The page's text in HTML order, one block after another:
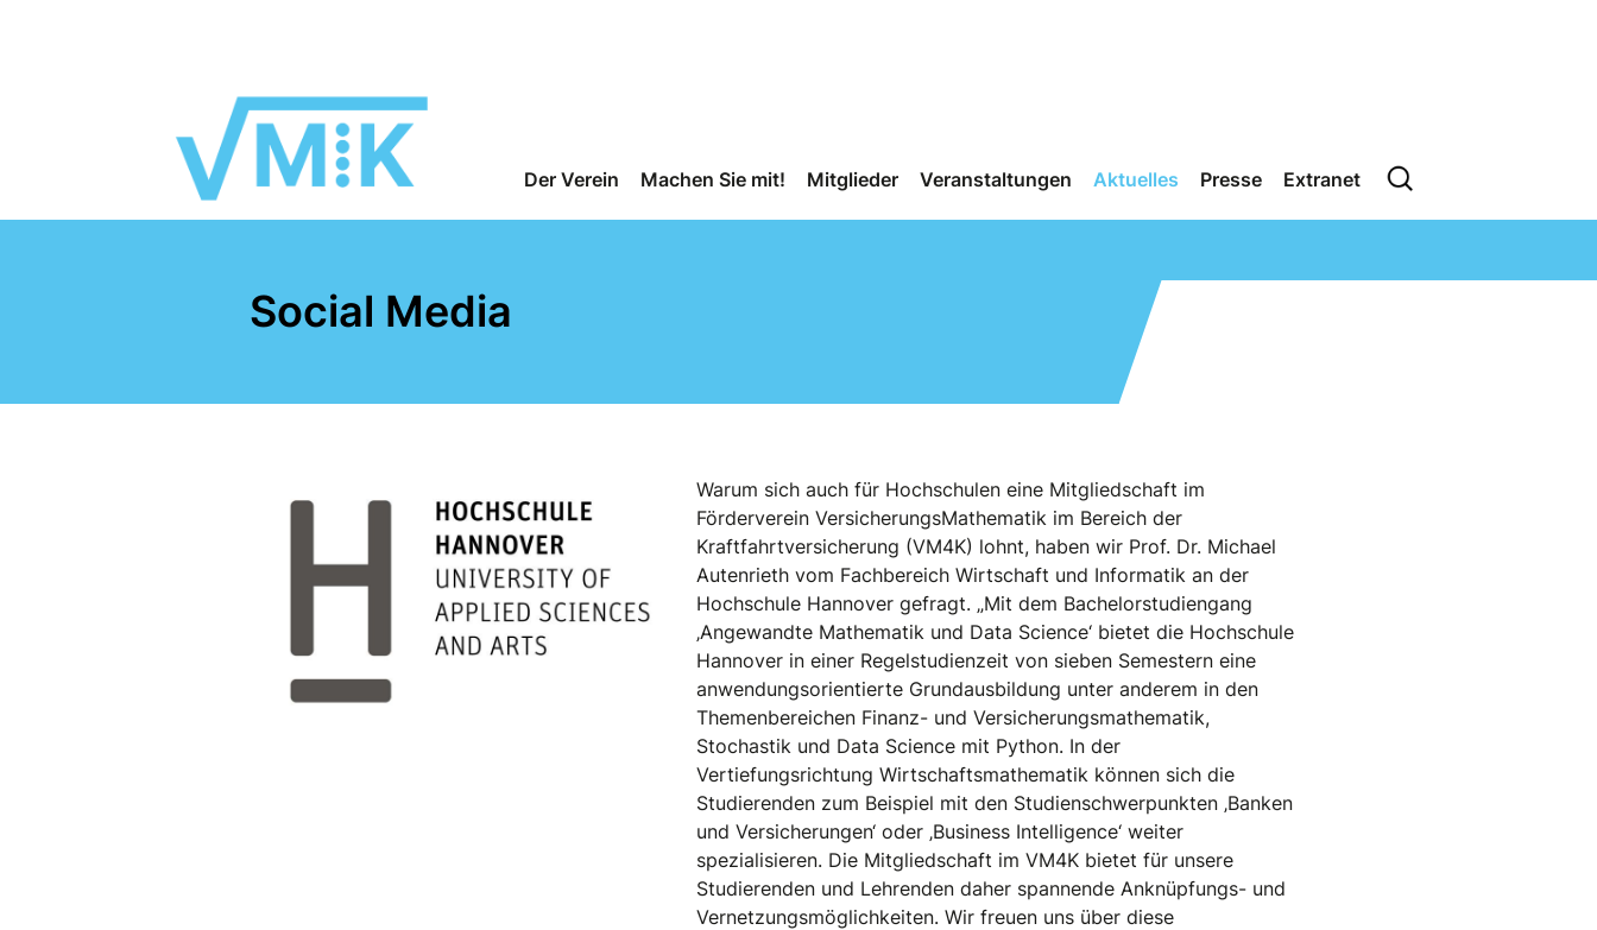
Der Verein Machen Sie mit! Mitglieder Veranstaltungen Aktuelles Presse Extranet
Social Media
Warum sich auch für Hochschulen eine Mitgliedschaft im
Förderverein VersicherungsMathematik im Bereich der
Kraftfahrtversicherung (VM4K) lohnt, haben wir Prof. Dr. Michael
Autenrieth vom Fachbereich Wirtschaft und Informatik an der
Hochschule Hannover gefragt. „Mit dem Bachelorstudiengang
‚Angewandte Mathematik und Data Science‘ bietet die Hochschule
Hannover in einer Regelstudienzeit von sieben Semestern eine
anwendungsorientierte Grundausbildung unter anderem in den
Themenbereichen Finanz- und Versicherungsmathematik,
Stochastik und Data Science mit Python. In der
Vertiefungsrichtung Wirtschaftsmathematik können sich die
Studierenden zum Beispiel mit den Studienschwerpunkten ‚Banken
und Versicherungen‘ oder ‚Business Intelligence‘ weiter
spezialisieren. Die Mitgliedschaft im VM4K bietet für unsere
Studierenden und Lehrenden daher spannende Anknüpfungs- und
Vernetzungsmöglichkeiten. Wir freuen uns über diese